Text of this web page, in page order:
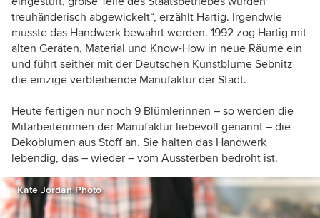
treuhänderisch abgewickelt“, erzählt Hartig. Irgendwie
musste das Handwerk bewahrt werden. 1992 zog Hartig mit
alten Geräten, Material und Know-How in neue Räume ein
und führt seither mit der Deutschen Kunstblume Sebnitz
die einzige verbleibende Manufaktur der Stadt.
Heute fertigen nur noch 9 Blümlerinnen – so werden die
Mitarbeiterinnen der Manufaktur liebevoll genannt – die
Dekoblumen aus Stoff an. Sie halten das Handwerk
lebendig, das – wieder – vom Aussterben bedroht ist.
Kate Jordan Photo